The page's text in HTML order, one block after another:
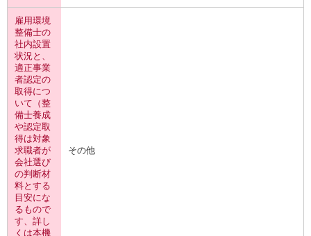
雇用環境
整備士の
社内設置
状況と、
適正事業
者認定の
取得につ
いて（整
備士養成
や認定取
得は対象
求職者が
会社選び
の判断材
料とする
目安にな
るもので
す、詳し
くは本機
その他